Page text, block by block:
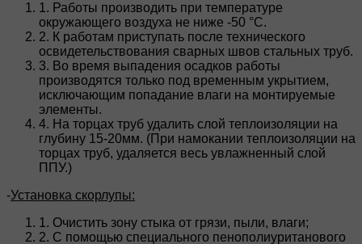
1. Работы производить при температуре
окружающего воздуха не ниже -50 °C.
2. К работам приступать после технического
освидетельствования сварных швов стальных труб.
3. Во время выпадения осадков работы
производятся только под временным укрытием,
исключающим попадание влаги на монтируемые
элементы.
4. На торцах труб удалить слой теплоизоляции на
глубину 15-20мм. (При намокании теплоизоляции на
торцах труб, удаляется весь увлажненный слой
ППУ.)
-Установка скорлупы:
1. Очистить зону стыка от грязи, пыли, влаги;
2. С помощью специального пенополиуританового